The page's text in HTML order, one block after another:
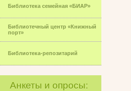
Библиотека семейная «БИАР»
Библиотечный центр «Книжный
порт»
Библиотека-репозитарий
Анкеты и опросы: